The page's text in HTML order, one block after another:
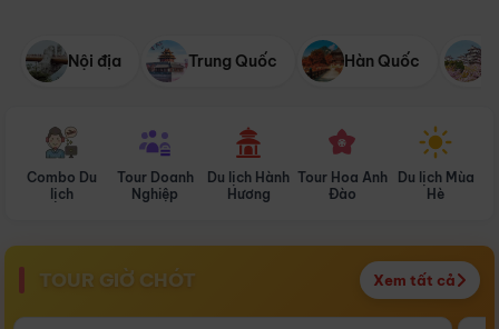
Nội địa Trung Quốc Hàn Quốc
Combo Du
lịch
Tour Doanh
Nghiệp
Du lịch Hành
Hương
Tour Hoa Anh
Đào
Du lịch Mùa
Hè
TOUR GIỜ CHÓT Xem tất cả
Điểm nổi bật